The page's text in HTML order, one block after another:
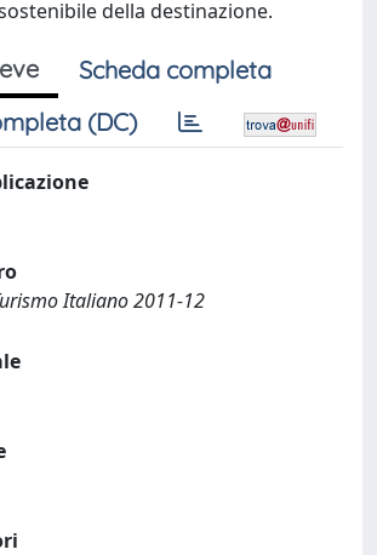
della destinazione.
Scheda completa
(DC)
Italiano 2011-12